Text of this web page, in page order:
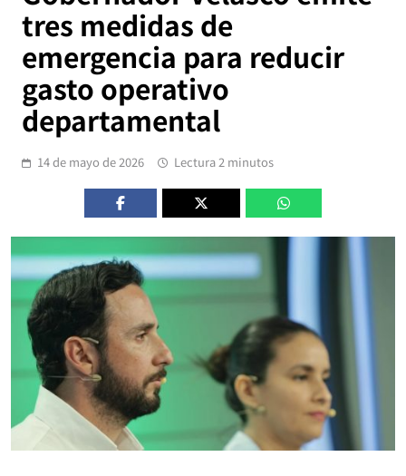
tres medidas de
emergencia para reducir
gasto operativo
departamental
14 de mayo de 2026 Lectura 2 minutos